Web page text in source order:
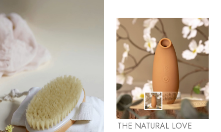
Friday Bae
THE NATURAL LOVE